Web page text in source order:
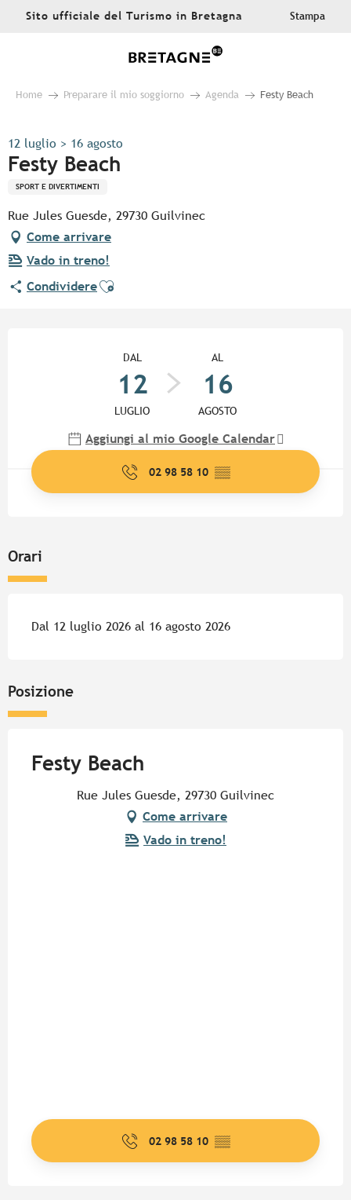
AllerSito ufficiale del Turismo in Bretagna Stampa
Home Preparare il mio soggiorno Agenda Festy Beach
12 luglio > 16 agosto
Festy Beach
SPORT E DIVERTIMENTI
Rue Jules Guesde, 29730 Guilvinec
Come arrivare
Vado in treno!
CondividereAjouter aux favoris
DAL
12
LUGLIO
AL
16
AGOSTO
Aggiungi al mio Google Calendar
02 98 58 10 ▒▒
Orari
Dal 12 luglio 2026 al 16 agosto 2026
Posizione
Festy Beach
Rue Jules Guesde, 29730 Guilvinec
Come arrivare
Vado in treno!
02 98 58 10 ▒▒